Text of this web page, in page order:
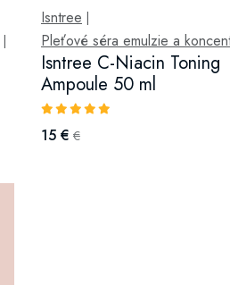
Isntree
Pleťové séra emulzie a
Isntree C-Niacin Toning
Ampoule 50 ml
15 € €